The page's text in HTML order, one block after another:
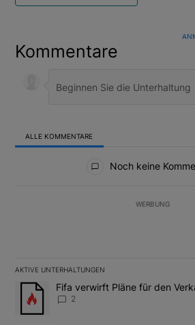
Kommentare
ALLE KOMMENTARE
Noch keine
WERBUNG
AKTIVE UNTERHALTUNGEN
Das Folgende ist eine Liste der am
Ein Trendartikel mit dem Titel "Fifa
Fifa verwirft Pläne für den
2